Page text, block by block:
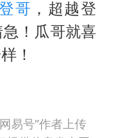
哥 ，超越登
！瓜哥就喜
！
易号”作者上传